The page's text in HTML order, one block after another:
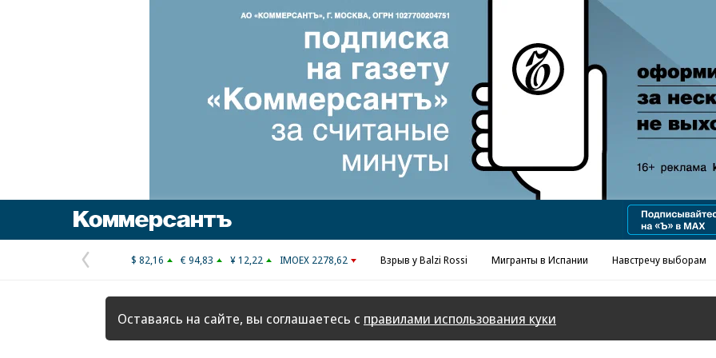
Реклама в «Ъ» www.kommersant.ru/ad
Предыдущая
страница
$ 82,16 € 94,83 ¥ 12,22 IMOEX 2278,62 Взрыв у Balzi Rossi Мигранты в Испании Навстречу выборам
Оставаясь на сайте, вы соглашаетесь с правилами использования куки